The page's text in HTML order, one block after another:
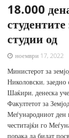
18.000
студии од
ноември 17, 2022
Министерот за
Николовски, заедно
Шаќири, денеска
Факултетот за
Меѓународниот ден
честитајќи го
порака да бидат